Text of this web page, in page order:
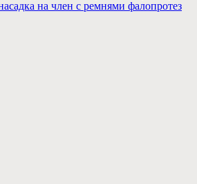
на член с ремнями фалопротез